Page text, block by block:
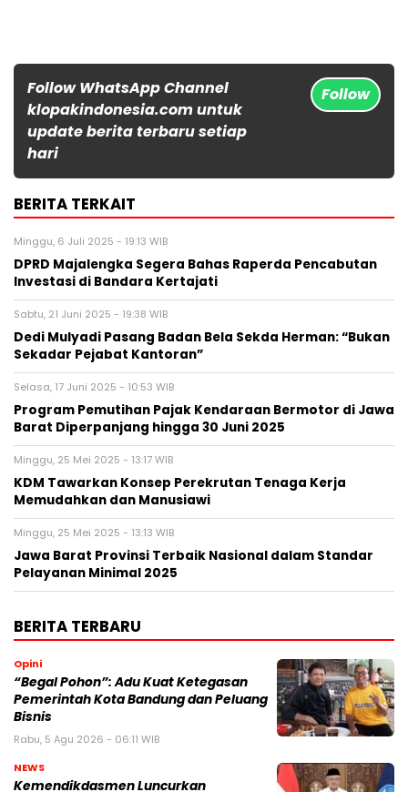
Follow WhatsApp Channel
klopakindonesia.com untuk
update berita terbaru setiap
hari
Follow
BERITA TERKAIT
Minggu, 6 Juli 2025 - 19:13 WIB
DPRD Majalengka Segera Bahas Raperda Pencabutan
Investasi di Bandara Kertajati
Sabtu, 21 Juni 2025 - 19:38 WIB
Dedi Mulyadi Pasang Badan Bela Sekda Herman: “Bukan
Sekadar Pejabat Kantoran”
Selasa, 17 Juni 2025 - 10:53 WIB
Program Pemutihan Pajak Kendaraan Bermotor di Jawa
Barat Diperpanjang hingga 30 Juni 2025
Minggu, 25 Mei 2025 - 13:17 WIB
KDM Tawarkan Konsep Perekrutan Tenaga Kerja
Memudahkan dan Manusiawi
Minggu, 25 Mei 2025 - 13:13 WIB
Jawa Barat Provinsi Terbaik Nasional dalam Standar
Pelayanan Minimal 2025
BERITA TERBARU
Opini
“Begal Pohon”: Adu Kuat Ketegasan
Pemerintah Kota Bandung dan Peluang
Bisnis
Rabu, 5 Agu 2026 - 06:11 WIB
NEWS
Kemendikdasmen Luncurkan